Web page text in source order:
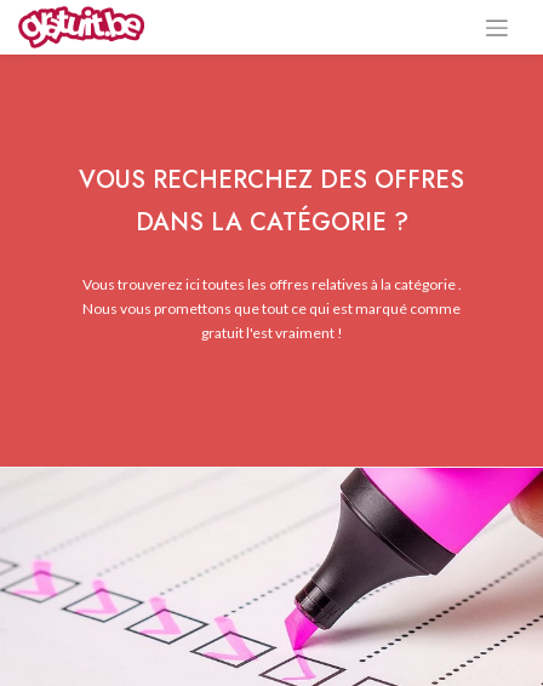
VOUS RECHERCHEZ DES OFFRES
DANS LA CATÉGORIE ?
Vous trouverez ici toutes les offres relatives à la catégorie .
Nous vous promettons que tout ce qui est marqué comme
gratuit l'est vraiment !